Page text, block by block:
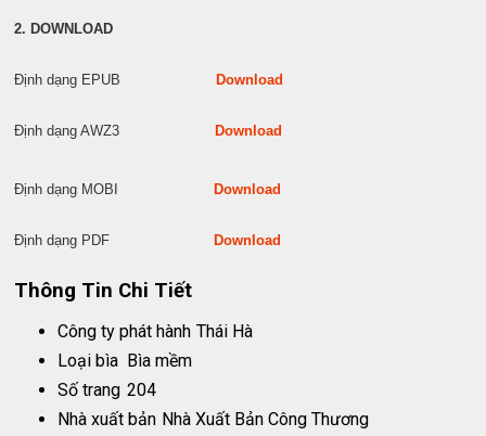
2. DOWNLOAD
Định dạng EPUB Download
Định dạng AWZ3 Download
Định dạng MOBI Download
Định dạng PDF Download
Thông Tin Chi Tiết
Công ty phát hành Thái Hà
Loại bìa Bìa mềm
Số trang 204
Nhà xuất bản Nhà Xuất Bản Công Thương